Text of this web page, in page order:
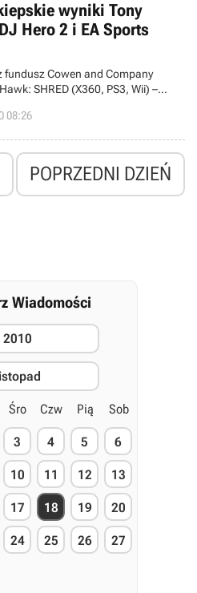
wyniki Tony
Hero 2 i EA Sports
Cowen and Company
SHRED (X360, PS3, Wii) –
i odsunięte od dewelopingu
– zanotowała fatalny start
08:26
POPRZEDNI DZIEŃ
Wiadomości
2010
Śro Czw Pią Sob
3 4 5 6
10 11 12 13
17 18 19 20
24 25 26 27